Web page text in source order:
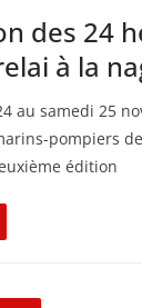
des 24
à la
au samedi 25
pompiers
édition